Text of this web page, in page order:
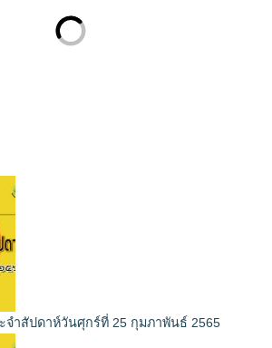
ำสัปดาห์วันศุกร์ที่ 25 กุมภาพันธ์ 2565